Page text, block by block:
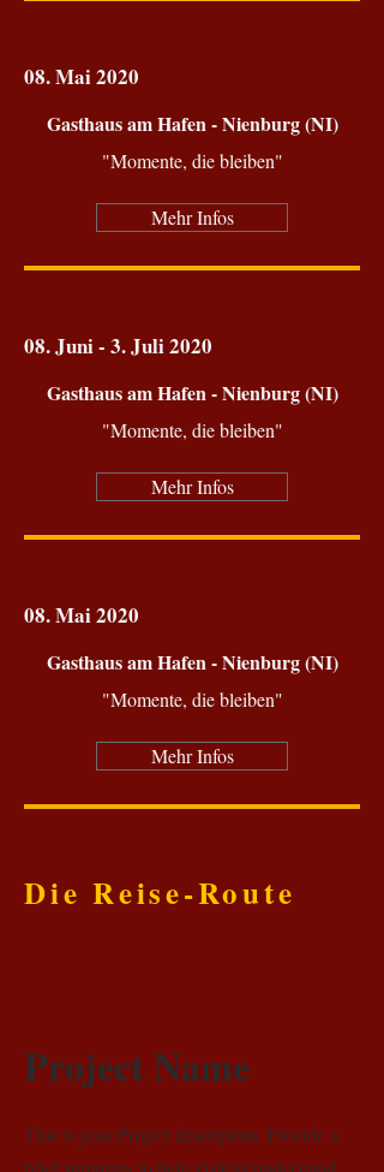
08. Mai2020
Gasthaus am Hafen - Nienburg (NI)
"Momente, die bleiben"
Mehr Infos
08. Juni - 3. Juli2020
Gasthaus am Hafen - Nienburg (NI)
"Momente, die bleiben"
Mehr Infos
08. Mai2020
Gasthaus am Hafen - Nienburg (NI)
"Momente, die bleiben"
Mehr Infos
Die Reise-Route
Project Name
This is your Project description. Provide a